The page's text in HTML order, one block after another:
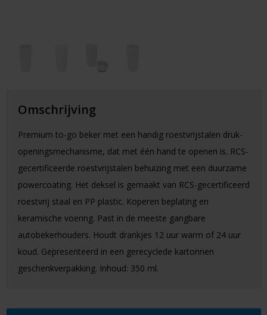
Omschrijving
Premium to-go beker met een handig roestvrijstalen druk-
openingsmechanisme, dat met één hand te openen is. RCS-
gecertificeerde roestvrijstalen behuizing met een duurzame
powercoating. Het deksel is gemaakt van RCS-gecertificeerd
roestvrij staal en PP plastic. Koperen beplating en
keramische voering. Past in de meeste gangbare
autobekerhouders. Houdt drankjes 12 uur warm of 24 uur
koud. Gepresenteerd in een gerecyclede kartonnen
geschenkverpakking. Inhoud: 350 ml.